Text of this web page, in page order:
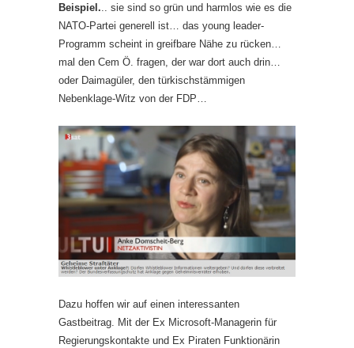
Beispiel... sie sind so grün und harmlos wie es die
NATO-Partei generell ist… das young leader-
Programm scheint in greifbare Nähe zu rücken…
mal den Cem Ö. fragen, der war dort auch drin…
oder Daimagüler, den türkischstämmigen
Nebenklage-Witz von der FDP…
Dazu hoffen wir auf einen interessanten
Gastbeitrag. Mit der Ex Microsoft-Managerin für
Regierungskontakte und Ex Piraten Funktionärin